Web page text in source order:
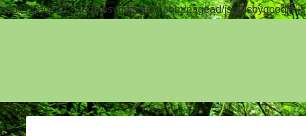
https://pagead2.googlesyndication.com/pagead/js/adsbygoogle.js